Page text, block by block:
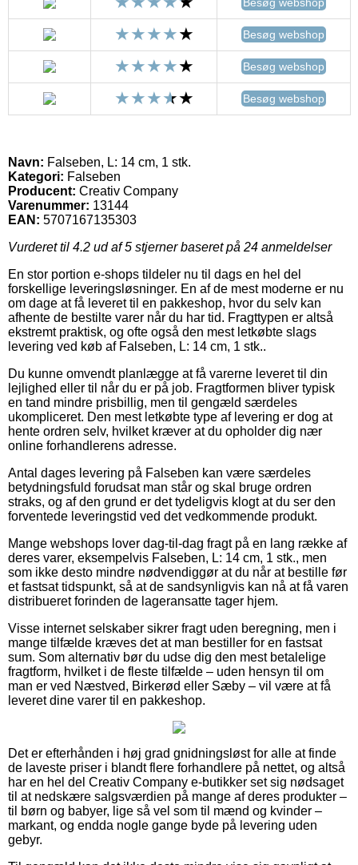
Besøg webshop
Besøg webshop
Besøg webshop
Navn: Falseben, L: 14 cm, 1 stk.
Kategori: Falseben
Producent: Creativ Company
Varenummer: 13144
EAN: 5707167135303
Vurderet til 4.2 ud af 5 stjerner baseret på 24 anmeldelser
En stor portion e-shops tildeler nu til dags en hel del
forskellige leveringsløsninger. En af de mest moderne er nu
om dage at få leveret til en pakkeshop, hvor du selv kan
afhente de bestilte varer når du har tid. Fragttypen er altså
ekstremt praktisk, og ofte også den mest letkøbte slags
levering ved køb af Falseben, L: 14 cm, 1 stk..
Du kunne omvendt planlægge at få varerne leveret til din
lejlighed eller til når du er på job. Fragtformen bliver typisk
en tand mindre prisbillig, men til gengæld særdeles
ukompliceret. Den mest letkøbte type af levering er dog at
hente ordren selv, hvilket kræver at du opholder dig nær
online forhandlerens adresse.
Antal dages levering på Falseben kan være særdeles
betydningsfuld forudsat man står og skal bruge ordren
straks, og af den grund er det tydeligvis klogt at du ser den
forventede leveringstid ved det vedkommende produkt.
Mange webshops lover dag-til-dag fragt på en lang række af
deres varer, eksempelvis Falseben, L: 14 cm, 1 stk., men
som ikke desto mindre nødvendiggør at du når at bestille før
et fastsat tidspunkt, så at de sandsynligvis kan nå at få varen
distribueret forinden de lageransatte tager hjem.
Visse internet selskaber sikrer fragt uden beregning, men i
mange tilfælde kræves det at man bestiller for en fastsat
sum. Som alternativ bør du udse dig den mest betalelige
fragtform, hvilket i de fleste tilfælde – uden hensyn til om
man er ved Næstved, Birkerød eller Sæby – vil være at få
leveret dine varer til en pakkeshop.
Det er efterhånden i høj grad gnidningsløst for alle at finde
de laveste priser i blandt flere forhandlere på nettet, og altså
har en hel del Creativ Company e-butikker set sig nødsaget
til at nedskære salgsværdien på mange af deres produkter –
til børn og babyer, lige så vel som til mænd og kvinder –
markant, og endda nogle gange byde på levering uden
gebyr.